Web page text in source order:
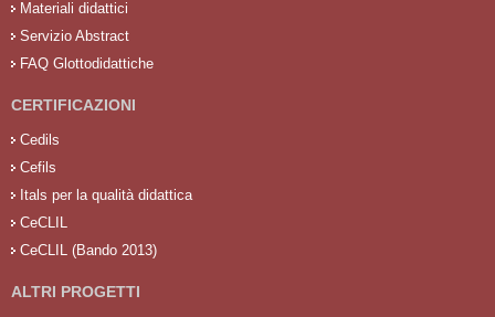
Materiali didattici
Servizio Abstract
FAQ Glottodidattiche
CERTIFICAZIONI
Cedils
Cefils
Itals per la qualità didattica
CeCLIL
CeCLIL (Bando 2013)
ALTRI PROGETTI